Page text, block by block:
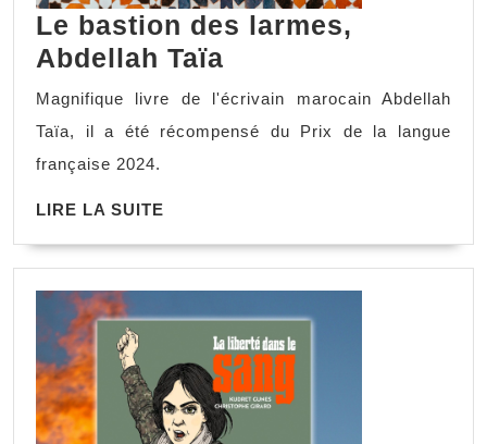
Le bastion des larmes,
Abdellah Taïa
Magnifique livre de l'écrivain marocain Abdellah
Taïa, il a été récompensé du Prix de la langue
française 2024.
LIRE LA SUITE